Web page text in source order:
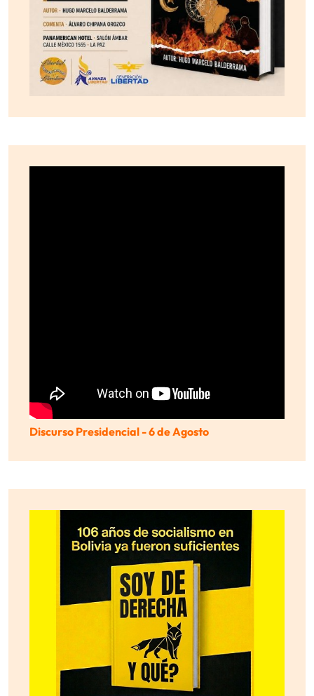
Discurso Presidencial - 6 de Agosto